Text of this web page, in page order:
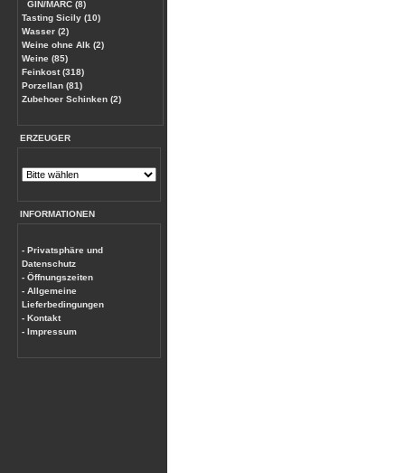
GIN/MARC (8)
Tasting Sicily (10)
Wasser (2)
Weine ohne Alk (2)
Weine (85)
Feinkost (318)
Porzellan (81)
Zubehoer Schinken (2)
ERZEUGER
INFORMATIONEN
- Privatsphäre und
Datenschutz
- Öffnungszeiten
- Allgemeine
Lieferbedingungen
- Kontakt
- Impressum